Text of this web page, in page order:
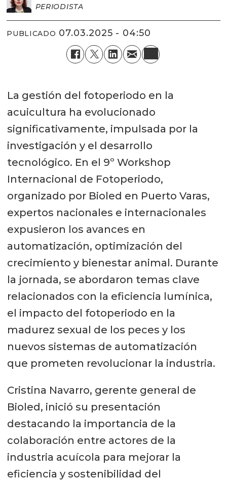
PERIODISTA
PUBLICADO 07.03.2025 - 04:50
La gestión del fotoperiodo en la
acuicultura ha evolucionado
significativamente, impulsada por la
investigación y el desarrollo
tecnológico. En el 9º Workshop
Internacional de Fotoperiodo,
organizado por Bioled en Puerto Varas,
expertos nacionales e internacionales
expusieron los avances en
automatización, optimización del
crecimiento y bienestar animal. Durante
la jornada, se abordaron temas clave
relacionados con la eficiencia lumínica,
el impacto del fotoperiodo en la
madurez sexual de los peces y los
nuevos sistemas de automatización
que prometen revolucionar la industria.
Cristina Navarro, gerente general de
Bioled, inició su presentación
destacando la importancia de la
colaboración entre actores de la
industria acuícola para mejorar la
eficiencia y sostenibilidad del